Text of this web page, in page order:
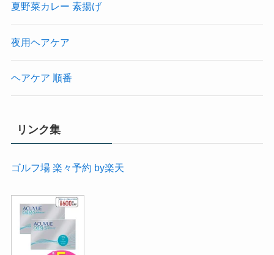
夏野菜カレー 素揚げ
夜用ヘアケア
ヘアケア 順番
リンク集
ゴルフ場 楽々予約 by楽天